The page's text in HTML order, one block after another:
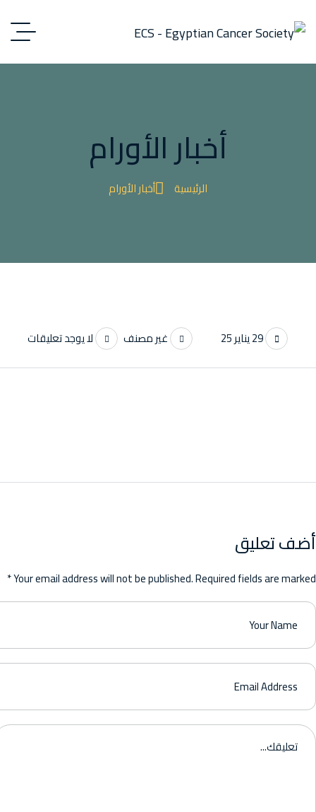
أخبار الأورام
الرئيسية أخبار الأورام
غير مصنف لا يوجد تعليقات
أضف تعليق
Your email address will not be published. Required fields are marked *